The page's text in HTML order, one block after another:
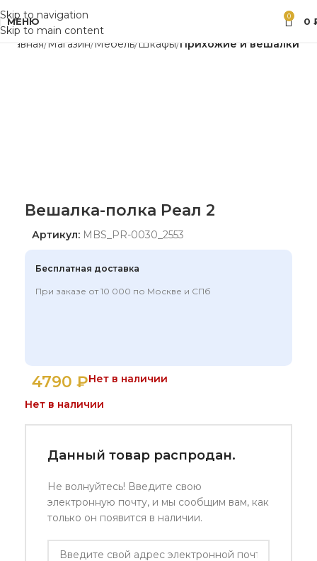
Skip to navigation
Skip to main content
МЕНЮ 0 0
Главная Магазин Мебель Шкафы Прихожие и вешалки
Вешалка-полка Реал 2
Артикул: MBS_PR-0030_2553
Бесплатная доставка
При заказе от 10 000 по Москве и СПб
4790 ₽Нет в наличии
Нет в наличии
Данный товар распродан.
Не волнуйтесь! Введите свою
электронную почту, и мы сообщим вам, как
только он появится в наличии.